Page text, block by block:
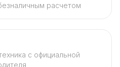
расчетом
с официальной